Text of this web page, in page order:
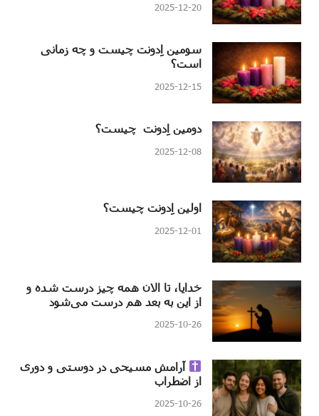
2025-12-20
سومین اِدونت چیست و چه زمانی
است؟
2025-12-15
دومین اِدونت چیست؟
2025-12-08
اولین اِدونت چیست؟
2025-12-01
خدایا، تا الان همه چیز درست شده و
از این به بعد هم درست می‌شود
2025-10-26
آرامش مسیحی در دوستی و دوری
از اضطراب
2025-10-26